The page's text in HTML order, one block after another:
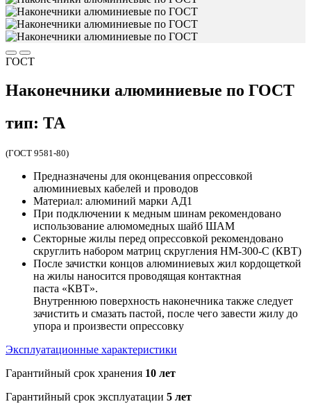
ГОСТ
Наконечники алюминиевые по ГОСТ
тип: ТА
(ГОСТ 9581-80)
Предназначены для оконцевания опрессовкой
алюминиевых кабелей и проводов
Материал: алюминий марки АД1
При подключении к медным шинам рекомендовано
использование алюмомедных шайб ШАМ
Секторные жилы перед опрессовкой рекомендовано
скруглить набором матриц скругления НМ-300-C (КВТ)
После зачистки концов алюминиевых жил кордощеткой
на жилы наносится проводящая контактная
паста «КВТ».
Внутреннюю поверхность наконечника также следует
зачистить и смазать пастой, после чего завести жилу до
упора и произвести опрессовку
Эксплуатационные характеристики
Гарантийный срок хранения 10 лет
Гарантийный срок эксплуатации 5 лет